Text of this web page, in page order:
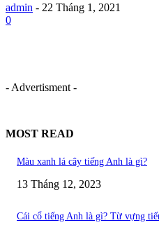
admin - 22 Tháng 1, 2021
0
- Advertisment -
MOST READ
Màu xanh lá cây tiếng Anh là gì?
13 Tháng 12, 2023
Cái cổ tiếng Anh là gì? Từ vựng